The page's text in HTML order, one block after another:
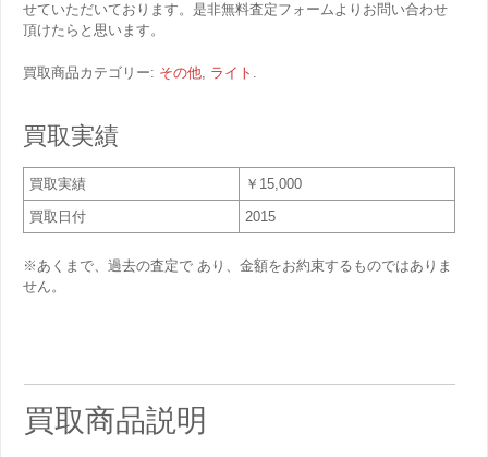
せていただいております。是非無料査定フォームよりお問い合わせ
頂けたらと思います。
買取商品カテゴリー: その他 ライト
買取実績
買取実績
￥15,000
買取日付
2015
※あくまで、過去の査定で あり、金額をお約束するものではありま
せん。
買取商品説明